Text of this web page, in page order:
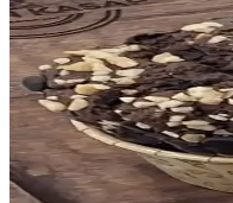
Galata Pazar 12'li metal
Trend Hediye Sepeti
Trend Hediye Sepeti ve
Epinox Büyük Harf